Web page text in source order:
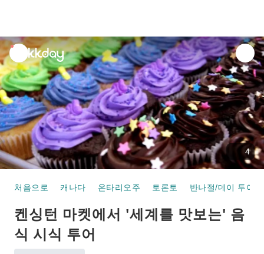
unread
notifications
4
처음으로 캐나다 온타리오주 토론토 반나절/데이 투어
켄싱턴 마켓에서 '세계를 맛보는' 음
식 시식 투어